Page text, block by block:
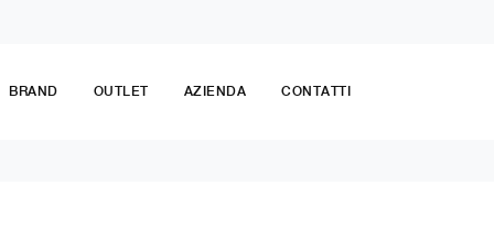
BRAND OUTLET AZIENDA CONTATTI